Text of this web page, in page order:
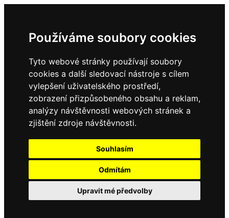
Používáme soubory cookies
Tyto webové stránky používají soubory
cookies a další sledovací nástroje s cílem
vylepšení uživatelského prostředí,
zobrazení přizpůsobeného obsahu a reklam,
analýzy návštěvnosti webových stránek a
zjištění zdroje návštěvnosti.
Souhlasím
Odmítám
Upravit mé předvolby